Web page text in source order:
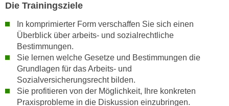
Die Trainingsziele
In komprimierter Form verschaffen Sie sich einen
Überblick über arbeits- und sozialrechtliche
Bestimmungen.
Sie lernen welche Gesetze und Bestimmungen die
Grundlagen für das Arbeits- und
Sozialversicherungsrecht bilden.
Sie profitieren von der Möglichkeit, Ihre konkreten
Praxisprobleme in die Diskussion einzubringen.
u
u
s
e